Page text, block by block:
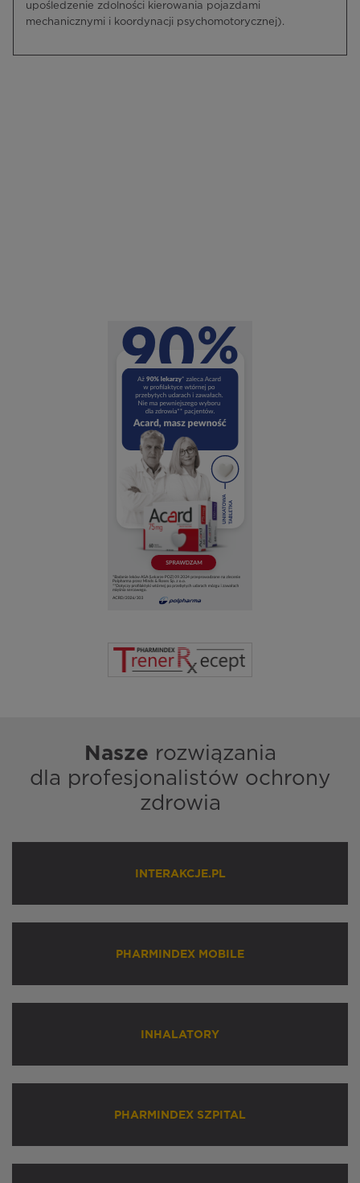
upośledzenie zdolności kierowania pojazdami
mechanicznymi i koordynacji psychomotorycznej).
Nasze rozwiązania
dla profesjonalistów ochrony
zdrowia
INTERAKCJE.PL
PHARMINDEX MOBILE
INHALATORY
PHARMINDEX SZPITAL